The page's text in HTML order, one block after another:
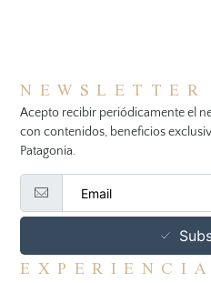
NEWSLETTER
Acepto recibir periódicamente el
con contenidos, beneficios
Patagonia.